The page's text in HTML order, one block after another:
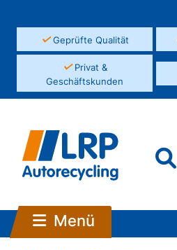
✓Geprüfte Qualität
✓Privat &
Geschäftskunden
Menü